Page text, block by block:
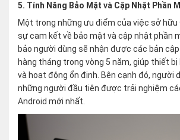
5. Tính Năng Bảo Mật và Cập Nhật Phần
Một trong những ưu điểm của việc sở hữu
sự cam kết về bảo mật và cập nhật phần
bảo người dùng sẽ nhận được các bản
hàng tháng trong vòng 5 năm, giúp thiết
và hoạt động ổn định. Bên cạnh đó, người
những người đầu tiên được trải nghiệm
Android mới nhất.